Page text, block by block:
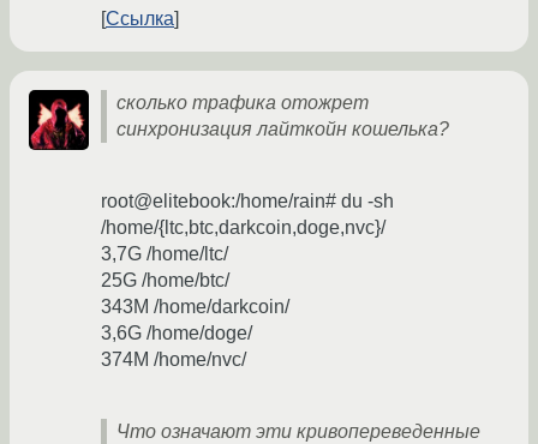
Ссылка
сколько трафика отожрет
синхронизация лайткойн кошелька?
root@elitebook:/home/rain# du -sh
/home/{ltc,btc,darkcoin,doge,nvc}/
3,7G /home/ltc/
25G /home/btc/
343M /home/darkcoin/
3,6G /home/doge/
374M /home/nvc/
Что означают эти кривопереведенные